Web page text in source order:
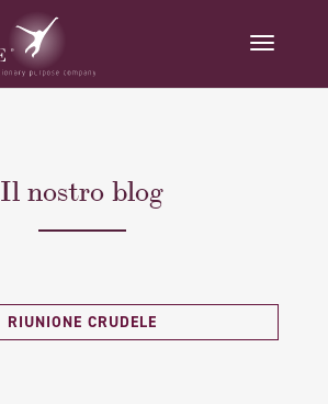
Il nostro blog
RIUNIONE CRUDELE